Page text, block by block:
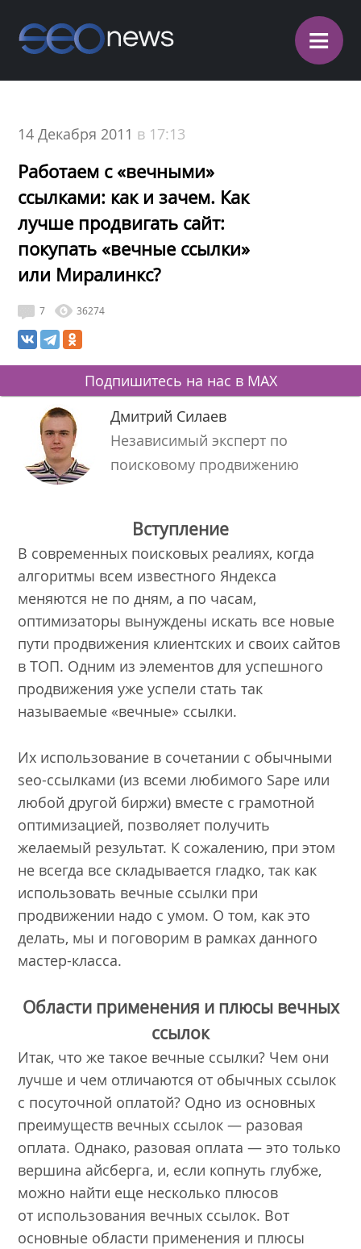
≡
14 Декабря 2011 в 17:13
Работаем с «вечными»
ссылками: как и зачем. Как
лучше продвигать сайт:
покупать «вечные ссылки»
или Миралинкс?
7 36274
Подпишитесь на нас в MAX
Дмитрий Силаев
Независимый эксперт по
поисковому продвижению
Вступление
В современных поисковых реалиях, когда
алгоритмы всем известного Яндекса
меняются не по дням, а по часам,
оптимизаторы вынуждены искать все новые
пути продвижения клиентских и своих сайтов
в ТОП. Одним из элементов для успешного
продвижения уже успели стать так
называемые «вечные» ссылки.
Их использование в сочетании с обычными
seo-ссылками (из всеми любимого Sape или
любой другой биржи) вместе с грамотной
оптимизацией, позволяет получить
желаемый результат. К сожалению, при этом
не всегда все складывается гладко, так как
использовать вечные ссылки при
продвижении надо с умом. О том, как это
делать, мы и поговорим в рамках данного
мастер-класса.
Области применения и плюсы вечных
ссылок
Итак, что же такое вечные ссылки? Чем они
лучше и чем отличаются от обычных ссылок
с посуточной оплатой? Одно из основных
преимуществ вечных ссылок — разовая
оплата. Однако, разовая оплата — это только
вершина айсберга, и, если копнуть глубже,
можно найти еще несколько плюсов
от использования вечных ссылок. Вот
основные области применения и плюсы